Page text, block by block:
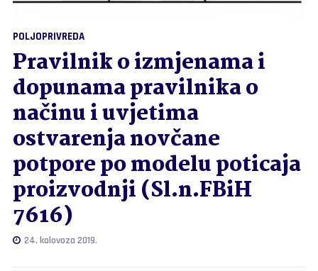
POLJOPRIVREDA
Pravilnik o izmjenama i
dopunama pravilnika o
načinu i uvjetima
ostvarenja novčane
potpore po modelu poticaja
proizvodnji (Sl.n.FBiH
7616)
24. kolovoza 2019.